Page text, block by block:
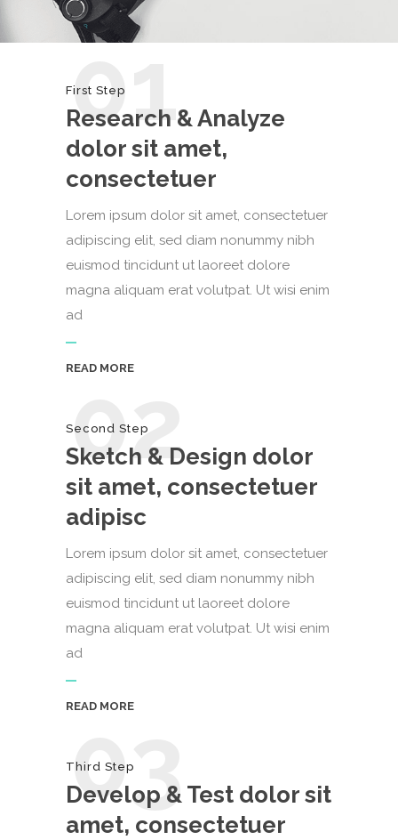
01
First Step
Research & Analyze
dolor sit amet,
consectetuer
Lorem ipsum dolor sit amet, consectetuer
adipiscing elit, sed diam nonummy nibh
euismod tincidunt ut laoreet dolore
magna aliquam erat volutpat. Ut wisi enim
ad
READ MORE
02
Second Step
Sketch & Design dolor
sit amet, consectetuer
adipisc
Lorem ipsum dolor sit amet, consectetuer
adipiscing elit, sed diam nonummy nibh
euismod tincidunt ut laoreet dolore
magna aliquam erat volutpat. Ut wisi enim
ad
READ MORE
03
Third Step
Develop & Test dolor sit
amet, consectetuer